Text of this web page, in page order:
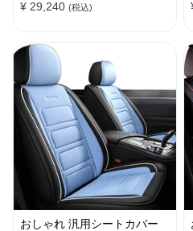
¥ 29,240 (税込)
おしゃれ 汎用シートカバー